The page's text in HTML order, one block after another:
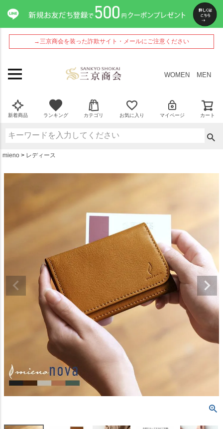
→三京商会を装った詐欺サイト・メールにご注意ください
WOMEN MEN
新着商品 ランキング カテゴリ お気に入り マイページ カート
mieno レディース
ペー
ジト
ップ
へ